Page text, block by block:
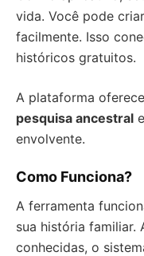
vida. Você pode
facilmente. Isso
históricos gratuitos.
A plataforma
pesquisa ancestral
envolvente.
Como Funciona?
A ferramenta
sua história familiar.
conhecidas, o